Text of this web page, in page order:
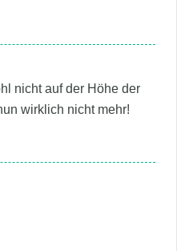
nicht auf der Höhe der
wirklich nicht mehr!